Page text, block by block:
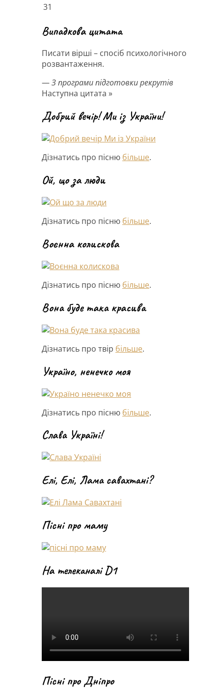
31
Випадкова цитата
Писати вірші – спосіб психологічного
розвантаження.
—З програми підготовки рекрутів
Наступна цитата »
Добрий вечір! Ми із України!
Дізнатись про пісню більше.
Ой, що за люди
Дізнатись про пісню більше.
Воєнна колискова
Дізнатись про пісню більше.
Вона буде така красива
Дізнатись про твір більше.
Україно, ненечко моя
Дізнатись про пісню більше.
Слава Україні!
Елі, Елі, Лама савахтані?
Пісні про маму
На телеканалі D1
Пісні про Дніпро